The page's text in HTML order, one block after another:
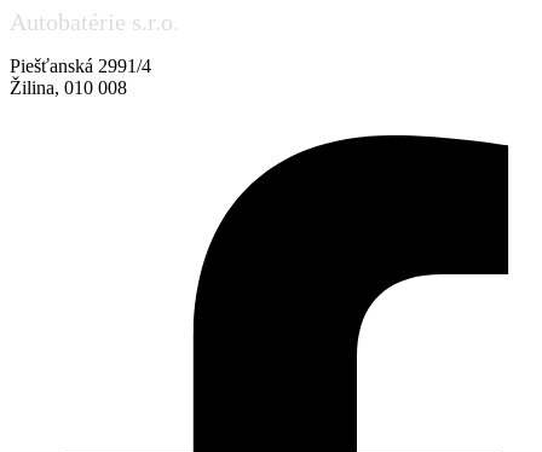
Autobatérie s.r.o.
Piešťanská 2991/4
Žilina, 010 008